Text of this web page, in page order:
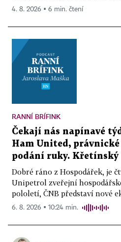
4. 8. 2026 ▪ 6 min. čtení
RANNÍ BRÍFINK
Čekají nás napínavé
Ham United,
podání ruky. Křetínský
Dobré ráno z Hospodářek, je
Unipetrol zveřejní
pololetí, ČNB představí nové
6. 8. 2026 ▪ 10:24 min.